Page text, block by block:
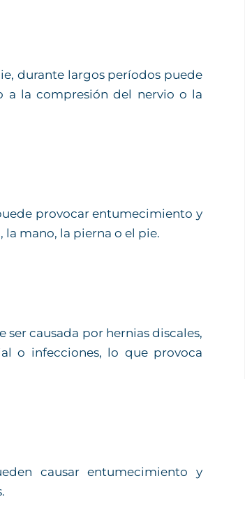
durante largos períodos puede
a la compresión del nervio o la
provocar entumecimiento y
mano, la pierna o el pie.
causada por hernias discales,
o infecciones, lo que provoca
causar entumecimiento y